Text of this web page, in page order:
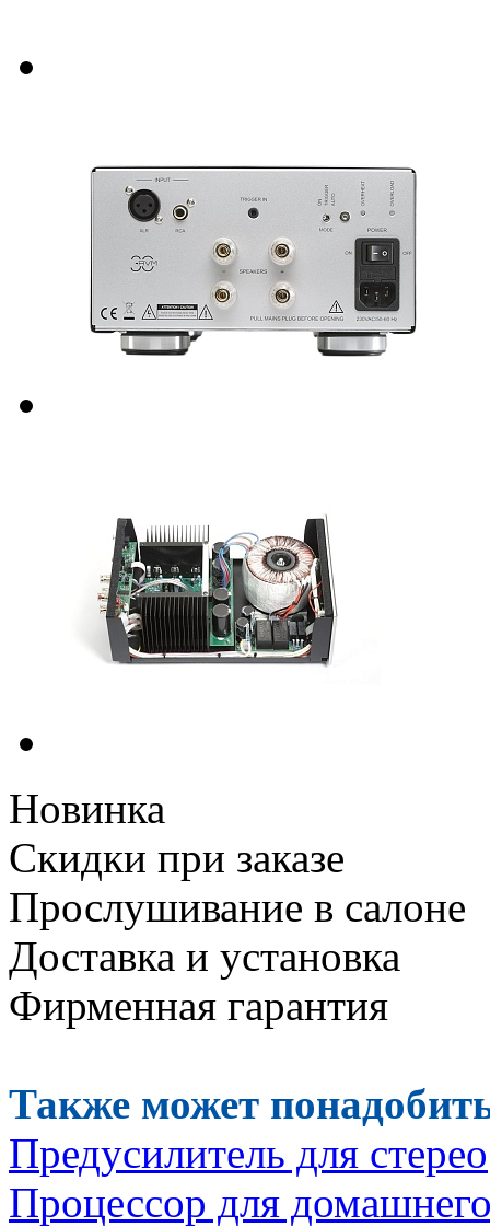
Новинка
Скидки при заказе
Прослушивание в салоне
Доставка и установка
Фирменная гарантия
Также может
Предусилитель для стерео
Процессор для